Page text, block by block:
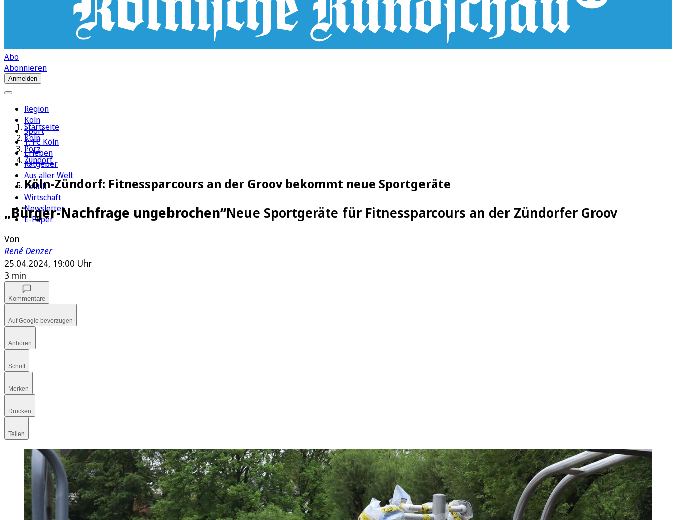
Abo
Abonnieren
Anmelden
Region
Köln
Sport
1. FC Köln
Erleben
Ratgeber
Aus aller Welt
Politik
Wirtschaft
Newsletter
E-Paper
Startseite
Köln
Porz
Zündorf
Köln-Zündorf: Fitnessparcours an der Groov bekommt neue Sportgeräte
„Bürger-Nachfrage ungebrochen“Neue Sportgeräte für Fitnessparcours an der Zündorfer Groov
Von
René Denzer
25.04.2024, 19:00 Uhr
3 min
Kommentare
Auf Google bevorzugen
Anhören
Schrift
Merken
Drucken
Teilen